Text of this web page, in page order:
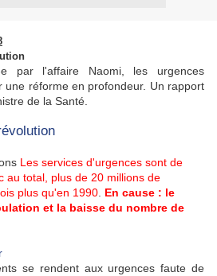
par l'affaire Naomi, les urgences
une réforme en profondeur. Un rapport
de la Santé.
Les services d'urgences sont de
au total, plus de 20 millions de
plus qu'en 1990 En cause : le
et la baisse du nombre de
se rendent aux urgences faute de